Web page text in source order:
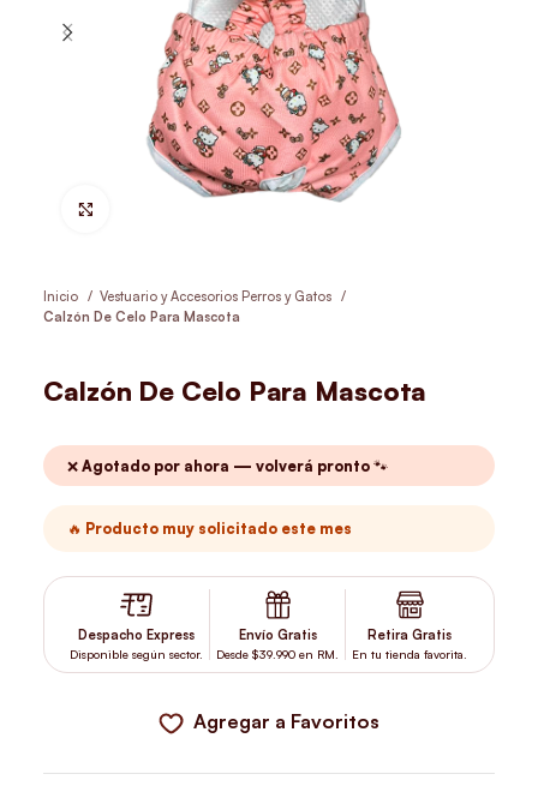
Inicio
Vestuario y Accesorios Perros y Gatos
Calzón De Celo Para Mascota
Calzón De Celo Para Mascota
❌ Agotado por ahora — volverá pronto 🐾
🔥 Producto muy solicitado este mes
Despacho Express
Disponible según sector.
Envío Gratis
Desde $39.990 en RM.
Retira Gratis
En tu tienda favorita.
Agregar a Favoritos